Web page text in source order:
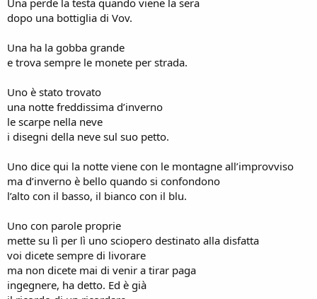
dopo una bottiglia di Vov.
Una ha la gobba grande
e trova sempre le monete per strada.
Uno è stato trovato
una notte freddissima d’inverno
le scarpe nella neve
i disegni della neve sul suo petto.
Uno dice qui la notte viene con le montagne all’improvviso
ma d’inverno è bello quando si confondono
l’alto con il basso, il bianco con il blu.
Uno con parole proprie
mette su lì per lì uno sciopero destinato alla disfatta
voi dicete sempre di livorare
ma non dicete mai di venir a tirar paga
ingegnere, ha detto. Ed è già